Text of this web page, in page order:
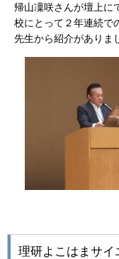
帰山凜咲さんが壇上に
校にとって２年連続で
先生から紹介がありま
理研よこはまサ